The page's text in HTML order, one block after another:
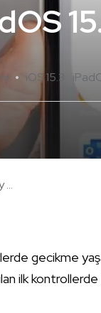
iOS 15.3
...
gecikme
ilk